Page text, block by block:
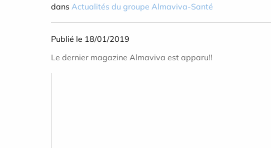
dans Actualités du groupe Almaviva-Santé
Publié le 18/01/2019
Le dernier magazine Almaviva est apparu!!